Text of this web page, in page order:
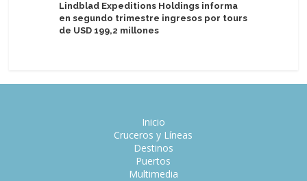
Lindblad Expeditions Holdings informa
en segundo trimestre ingresos por tours
de USD 199,2 millones
Inicio
Cruceros y Líneas
Destinos
Puertos
Multimedia